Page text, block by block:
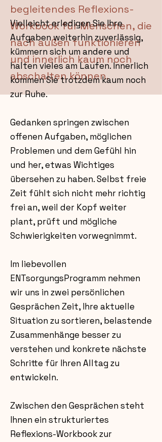
begleitendes Reflexions-
Workbook für Menschen, die
nach außen funktionieren
und innerlich kaum noch
abschalten können.
Vielleicht erledigen Sie Ihre
Aufgaben weiterhin zuverlässig,
kümmern sich um andere und
halten vieles am Laufen. Innerlich
kommen Sie trotzdem kaum noch
zur Ruhe.
Gedanken springen zwischen
offenen Aufgaben, möglichen
Problemen und dem Gefühl hin
und her, etwas Wichtiges
übersehen zu haben. Selbst freie
Zeit fühlt sich nicht mehr richtig
frei an, weil der Kopf weiter
plant, prüft und mögliche
Schwierigkeiten vorwegnimmt.
Im liebevollen
ENTsorgungsProgramm nehmen
wir uns in zwei persönlichen
Gesprächen Zeit, Ihre aktuelle
Situation zu sortieren, belastende
Zusammenhänge besser zu
verstehen und konkrete nächste
Schritte für Ihren Alltag zu
entwickeln.
Zwischen den Gesprächen steht
Ihnen ein strukturiertes
Reflexions-Workbook zur